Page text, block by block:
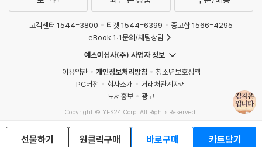
선물하기 원클릭구매 바로구매 카트담기
고객센터 1544-3800 티켓 1544-6399
중고샵 1566-4295
eBook 1:1문의/채팅상담
예스이십사(주) 사업자 정보
이용약관
개인정보처리방침
청소년보호정책
PC버전
회사소개
거래처관계자께
도서홍보
광고
Copyright © YES24 Corp. All Rights Reserved.